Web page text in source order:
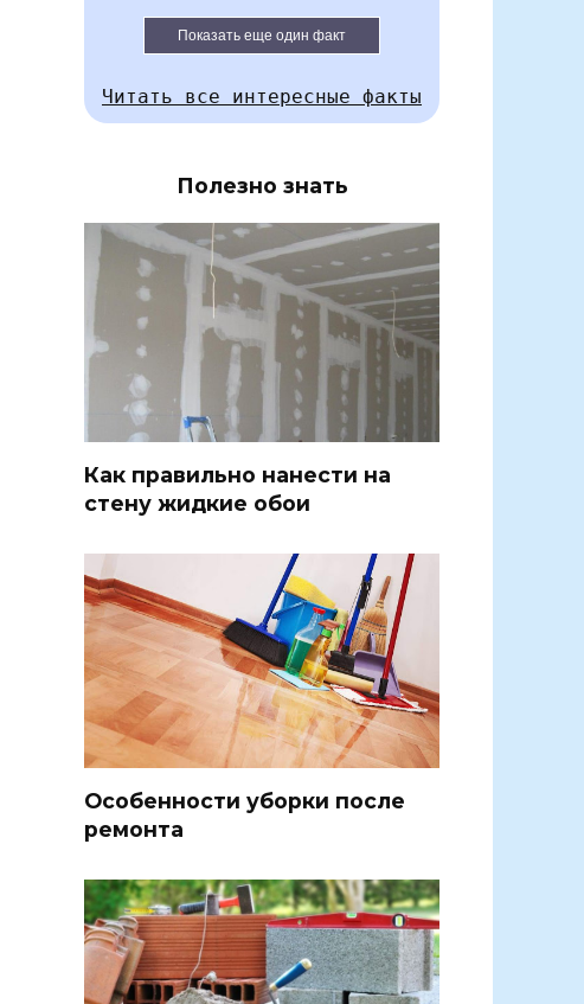
Показать еще один факт
Читать все интересные факты
Полезно знать
Как правильно нанести на
стену жидкие обои
Особенности уборки после
ремонта